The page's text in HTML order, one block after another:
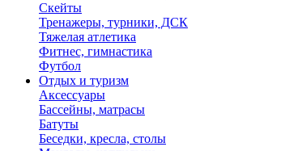
Скейты
Тренажеры, турники, ДСК
Тяжелая атлетика
Фитнес, гимнастика
Футбол
Отдых и туризм
Аксессуары
Бассейны, матрасы
Батуты
Беседки, кресла, столы